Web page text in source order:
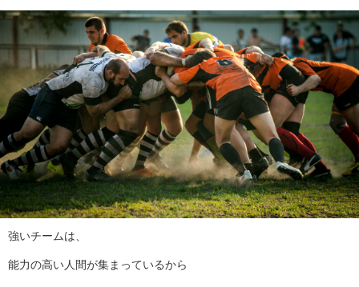
強いチームは、
能力の高い人間が集まっているから